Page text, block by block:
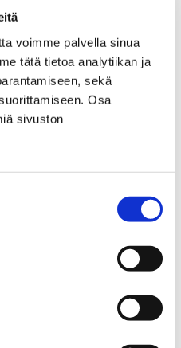
voimme palvella sinua
tätä tietoa analytiikan ja
sekä
Osa
sivuston
Yhteystiedot